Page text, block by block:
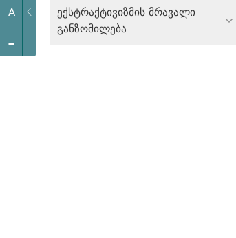
A
-
ექსტრაქტივიზმის მრავალი
განზომილება